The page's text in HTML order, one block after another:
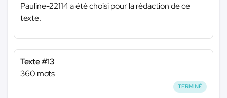
Pauline-22114 a été choisi pour la rédaction de ce
texte.
Texte #13
360 mots
TERMINÉ